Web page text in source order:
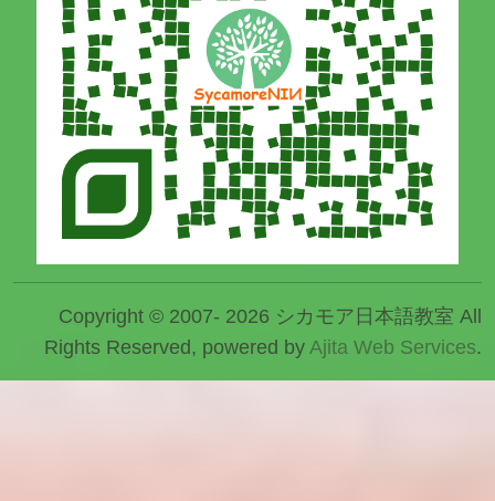
Copyright © 2007- 2026 シカモア日本語教室 All
Rights Reserved, powered by Ajita Web Services.